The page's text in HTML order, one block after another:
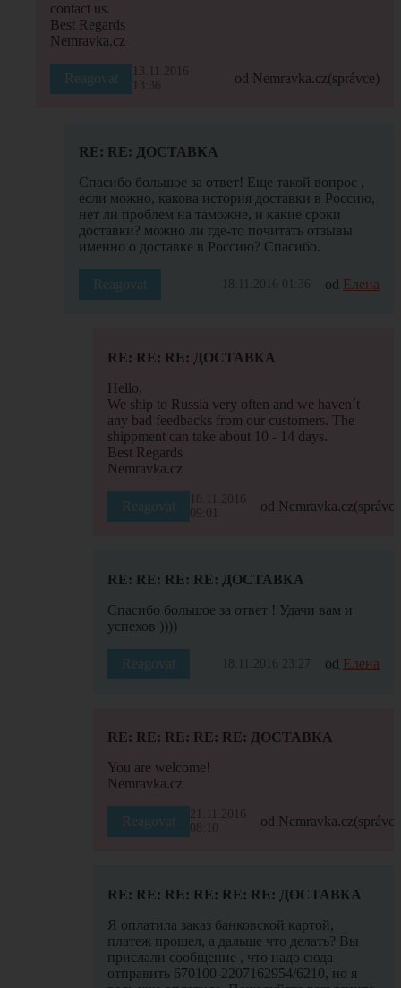
contact us.
Best Regards
Nemravka.cz
Reagovat
13.11.2016
13:36
od Nemravka.cz(správce)
RE: RE: ДОСТАВКА
Спасибо большое за ответ! Еще такой вопрос ,
если можно, какова история доставки в Россию,
нет ли проблем на таможне, и какие сроки
доставки? можно ли где-то почитать отзывы
именно о доставке в Россию? Спасибо.
Reagovat 18.11.2016 01:36 od Елена
RE: RE: RE: ДОСТАВКА
Hello,
We ship to Russia very often and we haven´t
any bad feedbacks from our customers. The
shippment can take about 10 - 14 days.
Best Regards
Nemravka.cz
Reagovat
18.11.2016
09:01
od Nemravka.cz
RE: RE: RE: RE: ДОСТАВКА
Спасибо большое за ответ ! Удачи вам и
успехов ))))
Reagovat 18.11.2016 23:27 od Елена
RE: RE: RE: RE: RE: ДОСТАВКА
You are welcome!
Nemravka.cz
Reagovat
21.11.2016
08:10
od Nemravka.cz
RE: RE: RE: RE: RE: RE: ДОСТАВКА
Я оплатила заказ банковской картой,
платеж прошел, а дальше что делать? Вы
прислали сообщение , что надо сюда
отправить 670100-2207162954/6210, но я